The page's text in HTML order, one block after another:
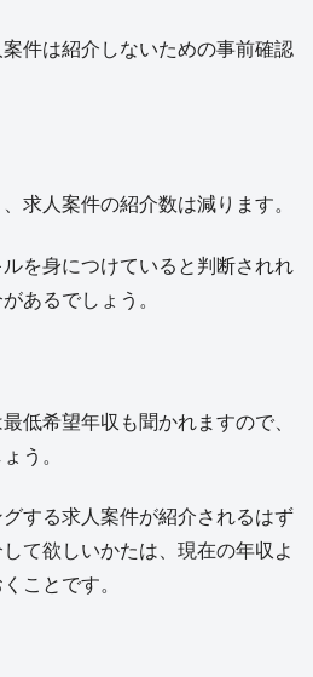
件は紹介しないための事前確認
求人案件の紹介数は減ります。
を身につけていると判断されれ
あるでしょう。
低希望年収も聞かれますので、
う。
する求人案件が紹介されるはず
て欲しいかたは、現在の年収よ
ことです。